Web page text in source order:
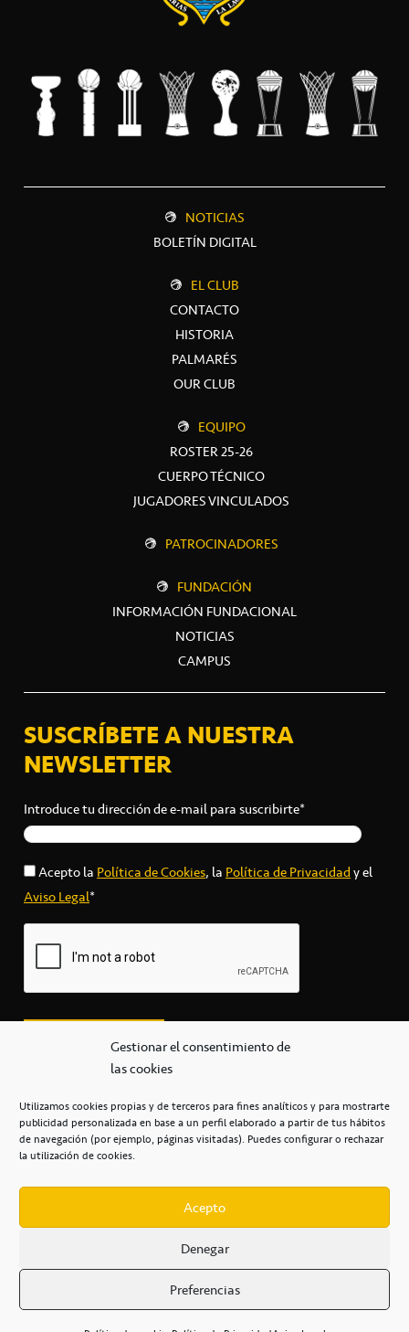
Gestionar el consentimiento de
las cookies
Utilizamos cookies propias y de terceros para fines analíticos y para mostrarte
publicidad personalizada en base a un perfil elaborado a partir de tus hábitos
de navegación (por ejemplo, páginas visitadas). Puedes configurar o rechazar
la utilización de cookies.
Acepto
Denegar
Preferencias
NOTICIAS
BOLETÍN DIGITAL
EL CLUB
CONTACTO
HISTORIA
PALMARÉS
OUR CLUB
EQUIPO
ROSTER 25-26
CUERPO TÉCNICO
JUGADORES VINCULADOS
PATROCINADORES
FUNDACIÓN
INFORMACIÓN FUNDACIONAL
NOTICIAS
CAMPUS
SUSCRÍBETE A NUESTRA
NEWSLETTER
Introduce tu dirección de e-mail para suscribirte*
Acepto laPolítica de Cookies, laPolítica de Privacidady el
Aviso Legal*
secretaria@cbcanarias.es
+34 922 253 684
Casa del Deporte / 38108 – La Laguna
POLÍTICA DE PRIVACIDAD / POLÍTICA DE COOKIES /
AVISO LEGAL / CONDICIONES